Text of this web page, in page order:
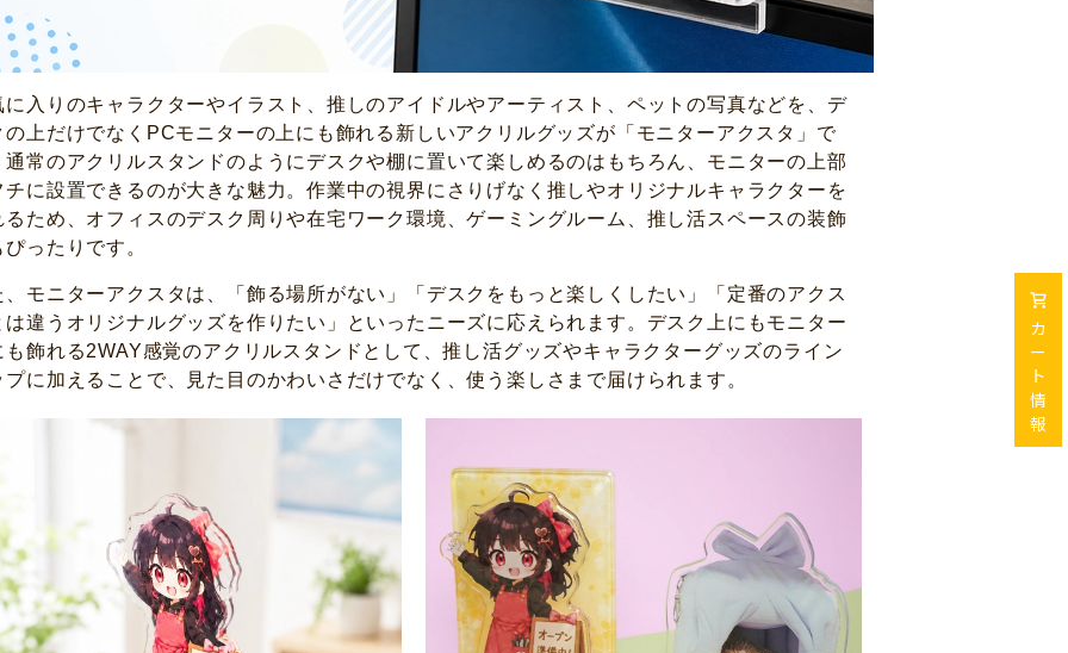
カ
ー
ト
情
報
に入りのキャラクターやイラスト、推しのアイドルやアーティスト、ペットの写真などを、デ
の上だけでなくPCモニターの上にも飾れる新しいアクリルグッズが「モニターアクスタ」で
通常のアクリルスタンドのようにデスクや棚に置いて楽しめるのはもちろん、モニターの上部
チに設置できるのが大きな魅力。作業中の視界にさりげなく推しやオリジナルキャラクターを
るため、オフィスのデスク周りや在宅ワーク環境、ゲーミングルーム、推し活スペースの装飾
ぴったりです。
、モニターアクスタは、「飾る場所がない」「デスクをもっと楽しくしたい」「定番のアクス
は違うオリジナルグッズを作りたい」といったニーズに応えられます。デスク上にもモニター
も飾れる2WAY感覚のアクリルスタンドとして、推し活グッズやキャラクターグッズのライン
プに加えることで、見た目のかわいさだけでなく、使う楽しさまで届けられます。